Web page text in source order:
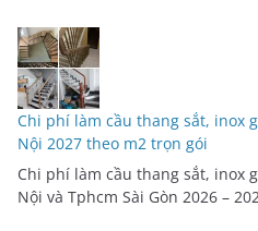
Chi phí làm cầu thang sắt, inox
Nội 2027 theo m2 trọn gói
Chi phí làm cầu thang sắt, inox
Nội và Tphcm Sài Gòn 2026 –